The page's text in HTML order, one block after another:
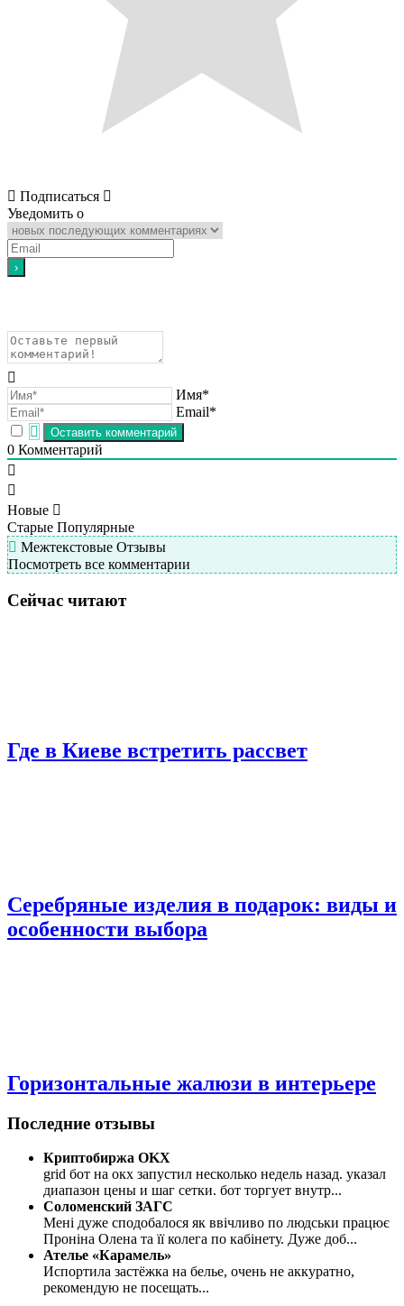
Подписаться
Уведомить о
Имя*
Email*
0 Комментарий
Новые
Старые Популярные
Межтекстовые Отзывы
Посмотреть все комментарии
Сейчас читают
Где в Киеве встретить рассвет
Серебряные изделия в подарок: виды и
особенности выбора
Горизонтальные жалюзи в интерьере
Последние отзывы
Криптобиржа OKX
grid бот на окх запустил несколько недель назад. указал
диапазон цены и шаг сетки. бот торгует внутр...
Соломенский ЗАГС
Мені дуже сподобалося як ввічливо по людськи працює
Проніна Олена та її колега по кабінету. Дуже доб...
Ателье «Карамель»
Испортила застёжка на белье, очень не аккуратно,
рекомендую не посещать...